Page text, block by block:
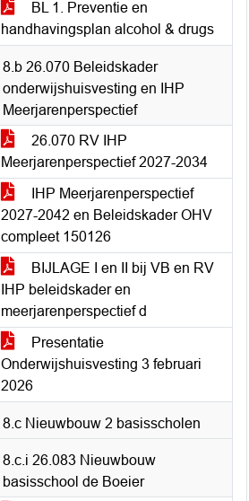
BL 1. Preventie en
handhavingsplan alcohol & drugs
8.b 26.070 Beleidskader
onderwijshuisvesting en IHP
Meerjarenperspectief
26.070 RV IHP
Meerjarenperspectief 2027-2034
IHP Meerjarenperspectief
2027-2042 en Beleidskader OHV
compleet 150126
BIJLAGE I en II bij VB en RV
IHP beleidskader en
meerjarenperspectief d
Presentatie
Onderwijshuisvesting 3 februari
2026
8.c Nieuwbouw 2 basisscholen
8.c.i 26.083 Nieuwbouw
basisschool de Boeier